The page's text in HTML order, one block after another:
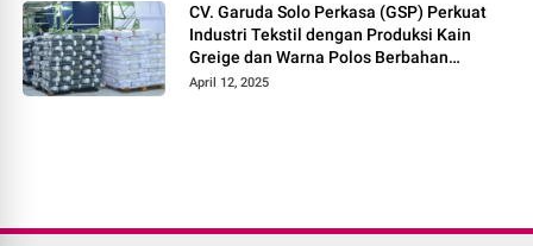
CV. Garuda Solo Perkasa (GSP) Perkuat
Industri Tekstil dengan Produksi Kain
Greige dan Warna Polos Berbahan
Tetoron Rayon
April 12, 2025